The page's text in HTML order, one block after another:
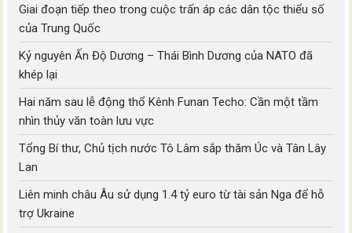
Giai đoạn tiếp theo trong cuộc trấn áp các dân tộc thiểu số
của Trung Quốc
Kỷ nguyên Ấn Độ Dương – Thái Bình Dương của NATO đã
khép lại
Hai năm sau lễ động thổ Kênh Funan Techo: Cần một tầm
nhìn thủy văn toàn lưu vực
Tổng Bí thư, Chủ tịch nước Tô Lâm sắp thăm Úc và Tân Lây
Lan
Liên minh châu Âu sử dụng 1.4 tỷ euro từ tài sản Nga để hỗ
trợ Ukraine